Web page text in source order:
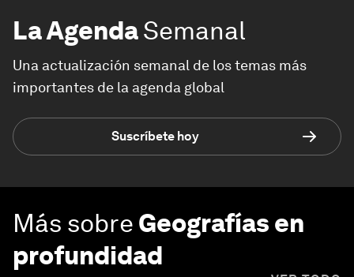
La AgendaSemanal
Una actualización semanal de los temas más
importantes de la agenda global
Suscríbete hoy
Más sobre Geografías en
profundidad